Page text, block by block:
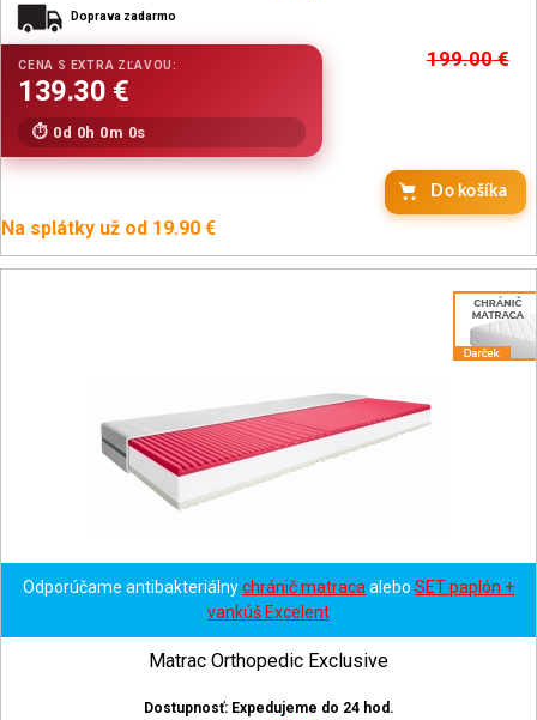
Doprava zadarmo
199.00€
0d 0h 0m 0s
Do košíka
Na splátky už od 19.90 €
Odporúčame antibakteriálnychránič matraca alebo SET paplón +
vankúš Excelent
Matrac Orthopedic Exclusive
Dostupnosť: Expedujeme do 24 hod.